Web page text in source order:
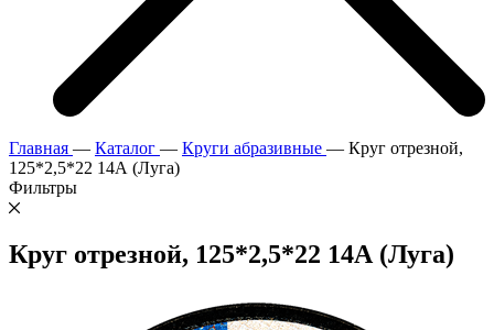
Главная — Каталог — Круги абразивные — Круг отрезной,
125*2,5*22 14А (Луга)
Фильтры
Круг отрезной, 125*2,5*22 14А (Луга)